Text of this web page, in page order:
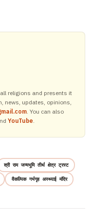
religions and presents it
news, updates, opinions,
. You can also
YouTube.
श्री राम जन्मभूमि तीर्थ क्षेत्र ट्रस्ट
वैकल्पिक गर्भगृह अस्थ्याई मंदिर